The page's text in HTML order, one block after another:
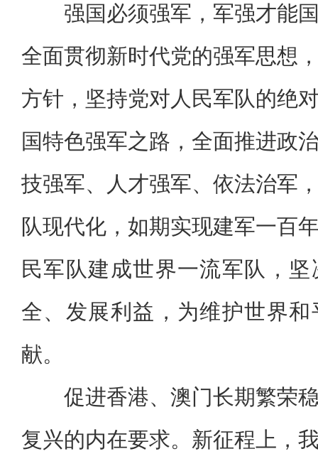
强国必须强军，军强才能
全面贯彻新时代党的强军思想
方针，坚持党对人民军队的绝
国特色强军之路，全面推进政
技强军、人才强军、依法治军
队现代化，如期实现建军一百
民军队建成世界一流军队，
全、发展利益，为维护世界
献。
促进香港、澳门长期繁荣
复兴的内在要求。新征程上，